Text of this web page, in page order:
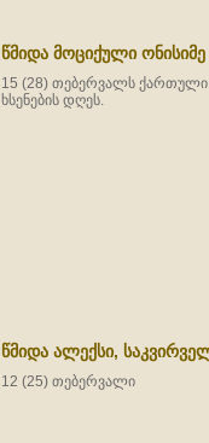
წმიდა მოციქული ონისიმე
15 (28) თებერვალს ქართული
ხსენების დღეს.
წმიდა ალექსი,
12 (25) თებერვალი